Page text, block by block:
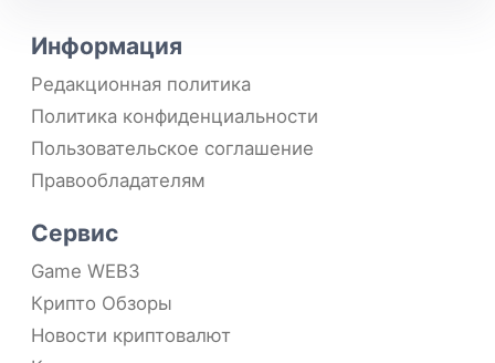
Информация
Редакционная политика
Политика конфиденциальности
Пользовательское соглашение
Правообладателям
Сервис
Game WEB3
Крипто Обзоры
Новости криптовалют